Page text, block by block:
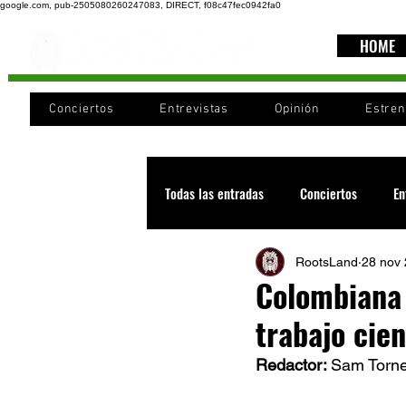
google.com, pub-2505080260247083, DIRECT, f08c47fec0942fa0
HOME
Conciertos Entrevistas Opinión
Todas las entradas Conciertos
Recomendaciones Videos
Cultura Cobertura
trabajo
RootsLand 28 nov
Redactor: Sam